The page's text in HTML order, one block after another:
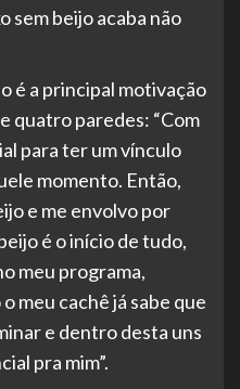
sem beijo acaba não
é a principal motivação
quatro paredes: “Com
para ter um vínculo
momento. Então,
e me envolvo por
é o início de tudo,
meu programa,
meu cachê já sabe que
e dentro desta uns
pra mim”.